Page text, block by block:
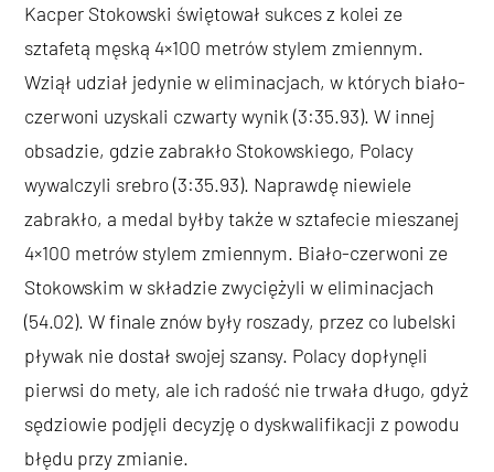
Kacper Stokowski świętował sukces z kolei ze
sztafetą męską 4×100 metrów stylem zmiennym.
Wziął udział jedynie w eliminacjach, w których biało-
czerwoni uzyskali czwarty wynik (3:35.93). W innej
obsadzie, gdzie zabrakło Stokowskiego, Polacy
wywalczyli srebro (3:35.93). Naprawdę niewiele
zabrakło, a medal byłby także w sztafecie mieszanej
4×100 metrów stylem zmiennym. Biało-czerwoni ze
Stokowskim w składzie zwyciężyli w eliminacjach
(54.02). W finale znów były roszady, przez co lubelski
pływak nie dostał swojej szansy. Polacy dopłynęli
pierwsi do mety, ale ich radość nie trwała długo, gdyż
sędziowie podjęli decyzję o dyskwalifikacji z powodu
błędu przy zmianie.